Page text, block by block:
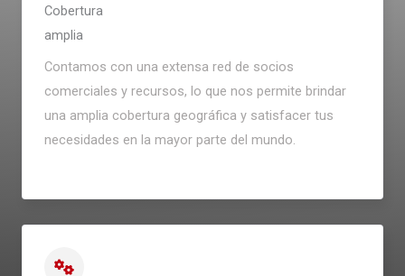
Cobertura
amplia
Contamos con una extensa red de socios
comerciales y recursos, lo que nos permite brindar
una amplia cobertura geográfica y satisfacer tus
necesidades en la mayor parte del mundo.